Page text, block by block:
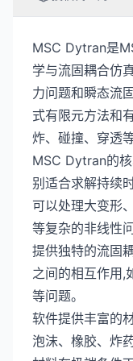
MSC Dytran是
学与流固耦合仿
力问题和瞬态流
式有限元方法和
炸、碰撞、穿透
MSC Dytran的
别适合求解持续
可以处理大变形
等复杂的非线性
提供独特的流固
之间的相互作用,
等问题。
软件提供丰富的
泡沫、橡胶、炸